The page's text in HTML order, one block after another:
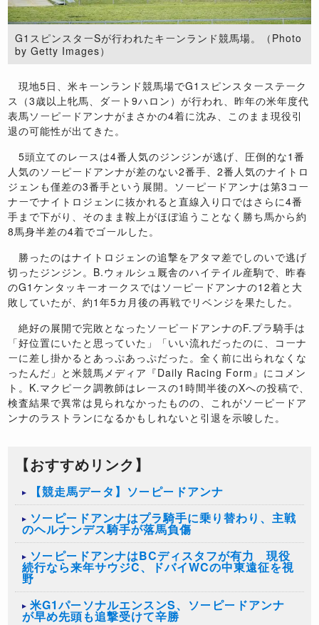
G1スピンスターSが行われたキーンランド競馬場。（Photo
by Getty Images）
現地5日、米キーンランド競馬場でG1スピンスターステーク
ス（3歳以上牝馬、ダート9ハロン）が行われ、昨年の米年度代
表馬ソーピードアンナがまさかの4着に沈み、このまま現役引
退の可能性が出てきた。
5頭立てのレースは4番人気のジンジンが逃げ、圧倒的な1番
人気のソーピードアンナが差のない2番手、2番人気のナイトロ
ジェンも僅差の3番手という展開。ソーピードアンナは第3コー
ナーでナイトロジェンに抜かれると直線入り口ではさらに4番
手まで下がり、そのまま鞍上がほぼ追うことなく勝ち馬から約
8馬身半差の4着でゴールした。
勝ったのはナイトロジェンの追撃をアタマ差でしのいで逃げ
切ったジンジン。B.ウォルシュ厩舎のハイテイル産駒で、昨春
のG1ケンタッキーオークスではソーピードアンナの12着と大
敗していたが、約1年5カ月後の再戦でリベンジを果たした。
絶好の展開で完敗となったソーピードアンナのF.プラ騎手は
「好位置にいたと思っていた」「いい流れだったのに、コーナ
ーに差し掛かるとあっぷあっぷだった。全く前に出られなくな
ったんだ」と米競馬メディア『Daily Racing Form』にコメン
ト。K.マクピーク調教師はレースの1時間半後のXへの投稿で、
検査結果で異常は見られなかったものの、これがソーピードア
ンナのラストランになるかもしれないと引退を示唆した。
【おすすめリンク】
【競走馬データ】ソーピードアンナ
ソーピードアンナはプラ騎手に乗り替わり、主戦
のヘルナンデス騎手が落馬負傷
ソーピードアンナはBCディスタフが有力 現役
続行なら来年サウジC、ドバイWCの中東遠征を視
野
米G1パーソナルエンスンS、ソーピードアンナ
が早め先頭も追撃受けて辛勝